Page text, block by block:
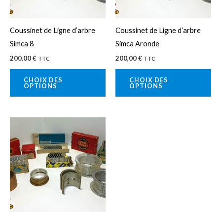
Coussinet de Ligne d’arbre
Simca 8
200,00€ TTC
CHOIX DES
OPTIONS
options
être
choisies
Coussinet de Ligne d’arbre
Simca Aronde
200,00€ TTC
CHOIX DES
OPTIONS
a
plusieurs
variations.
Les